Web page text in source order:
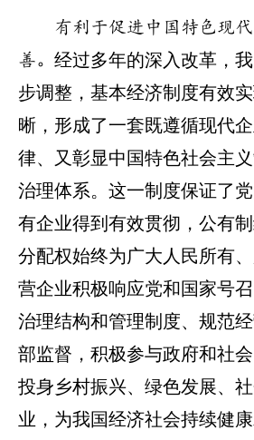
有利于促进中国特色现
善。 经过多年的深入改革，
步调整，基本经济制度有效
晰，形成了一套既遵循现代
律、又彰显中国特色社会主
治理体系。这一制度保证了
有企业得到有效贯彻，公有
分配权始终为广大人民所有
营企业积极响应党和国家号
治理结构和管理制度、规范
部监督，积极参与政府和社
投身乡村振兴、绿色发展、
业，为我国经济社会持续健